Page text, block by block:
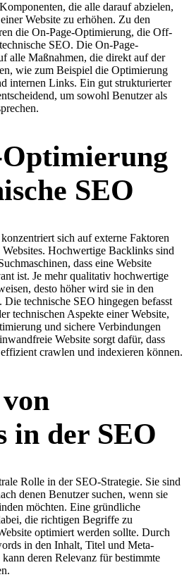
die alle darauf abzielen,
Website zu erhöhen. Zu den
die On-Page-Optimierung, die Off-
SEO. Die On-Page-
alle Maßnahmen, die direkt auf der
wie zum Beispiel die Optimierung
internen Links. Ein gut strukturierter
um sowohl Benutzer als
SEO
sich auf externe Faktoren
Hochwertige Backlinks sind
dass eine Website
ist. Je mehr qualitativ hochwertige
desto höher wird sie in den
Die technische SEO hingegen befasst
technischen Aspekte einer Website,
und sichere Verbindungen
Website sorgt dafür, dass
crawlen und indexieren können.
in der SEO
Rolle in der SEO-Strategie. Sie sind
denen Benutzer suchen, wenn sie
möchten. Eine gründliche
die richtigen Begriffe zu
optimiert werden sollte. Durch
in den Inhalt, Titel und Meta-
deren Relevanz für bestimmte